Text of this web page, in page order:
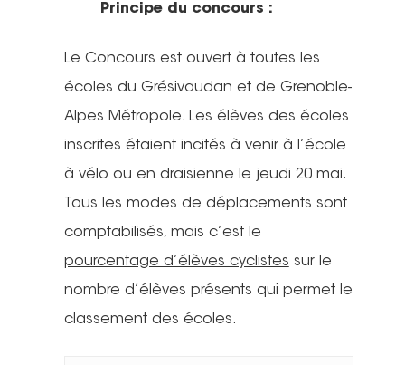
Principe du concours :
Le Concours est ouvert à toutes les
écoles du Grésivaudan et de Grenoble-
Alpes Métropole. Les élèves des écoles
inscrites étaient incités à venir à l’école
à vélo ou en draisienne le jeudi 20 mai.
Tous les modes de déplacements sont
comptabilisés, mais c’est le
pourcentage d’élèves cyclistes sur le
nombre d’élèves présents qui permet le
classement des écoles.